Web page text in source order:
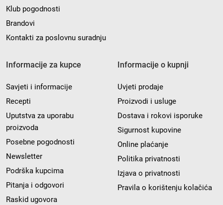
Klub pogodnosti
Brandovi
Kontakti za poslovnu suradnju
Informacije za kupce
Savjeti i informacije
Recepti
Uputstva za uporabu
proizvoda
Posebne pogodnosti
Newsletter
Podrška kupcima
Pitanja i odgovori
Raskid ugovora
Informacije o kupnji
Uvjeti prodaje
Proizvodi i usluge
Dostava i rokovi isporuke
Sigurnost kupovine
Online plaćanje
Politika privatnosti
Izjava o privatnosti
Pravila o korištenju kolačića